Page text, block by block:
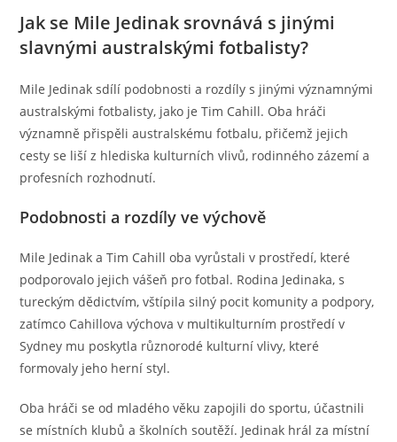
Jak se Mile Jedinak srovnává s jinými
slavnými australskými fotbalisty?
Mile Jedinak sdílí podobnosti a rozdíly s jinými významnými
australskými fotbalisty, jako je Tim Cahill. Oba hráči
významně přispěli australskému fotbalu, přičemž jejich
cesty se liší z hlediska kulturních vlivů, rodinného zázemí a
profesních rozhodnutí.
Podobnosti a rozdíly ve výchově
Mile Jedinak a Tim Cahill oba vyrůstali v prostředí, které
podporovalo jejich vášeň pro fotbal. Rodina Jedinaka, s
tureckým dědictvím, vštípila silný pocit komunity a podpory,
zatímco Cahillova výchova v multikulturním prostředí v
Sydney mu poskytla různorodé kulturní vlivy, které
formovaly jeho herní styl.
Oba hráči se od mladého věku zapojili do sportu, účastnili
se místních klubů a školních soutěží. Jedinak hrál za místní